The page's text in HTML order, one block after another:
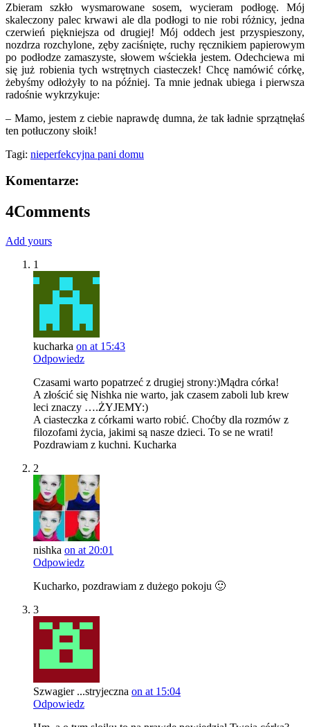
Zbieram szkło wysmarowane sosem, wycieram podłogę. Mój
skaleczony palec krwawi ale dla podłogi to nie robi różnicy, jedna
czerwień piękniejsza od drugiej! Mój oddech jest przyspieszony,
nozdrza rozchylone, zęby zaciśnięte, ruchy ręcznikiem papierowym
po podłodze zamaszyste, słowem wściekła jestem. Odechciewa mi
się już robienia tych wstrętnych ciasteczek! Chcę namówić córkę,
żebyśmy odłożyły to na później. Ta mnie jednak ubiega i pierwsza
radośnie wykrzykuje:
– Mamo, jestem z ciebie naprawdę dumna, że tak ładnie sprzątnęłaś
ten potłuczony słoik!
Tagi: nieperfekcyjna pani domu
Komentarze:
4Comments
Add yours
1
kucharka on at 15:43
Odpowiedz
Czasami warto popatrzeć z drugiej strony:)Mądra córka!
A złościć się Nishka nie warto, jak czasem zaboli lub krew
leci znaczy ….ŻYJEMY:)
A ciasteczka z córkami warto robić. Choćby dla rozmów z
filozofami życia, jakimi są nasze dzieci. To se ne wrati!
Pozdrawiam z kuchni. Kucharka
2
nishka on at 20:01
Odpowiedz
Kucharko, pozdrawiam z dużego pokoju 🙂
3
Szwagier ...stryjeczna on at 15:04
Odpowiedz